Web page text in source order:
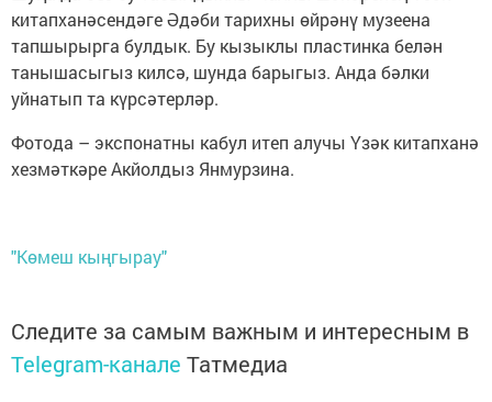
китапханәсендәге Әдәби тарихны өйрәнү музеена
тапшырырга булдык. Бу кызыклы пластинка белән
танышасыгыз килсә, шунда барыгыз. Анда бәлки
уйнатып та күрсәтерләр.
Фотода – экспонатны кабул итеп алучы Үзәк китапханә
хезмәткәре Акйолдыз Янмурзина.
"Көмеш кыңгырау"
Следите за самым важным и интересным в
Telegram-канале Татмедиа